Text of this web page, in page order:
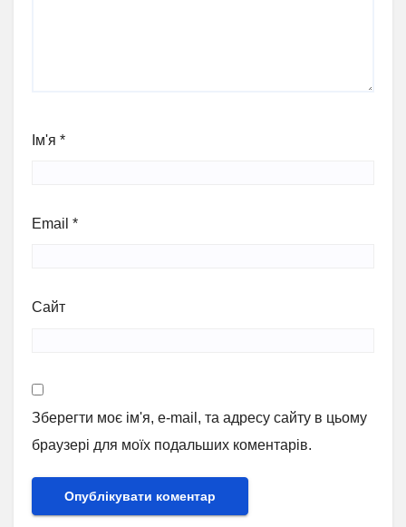
Ім'я *
Email *
Сайт
Зберегти моє ім'я, e-mail, та адресу сайту в цьому
браузері для моїх подальших коментарів.